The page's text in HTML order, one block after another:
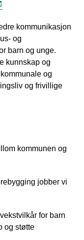
kommunikasjon
og
barn og unge.
kunnskap og
og
og frivillige
kommunen og
jobber vi
for barn
og støtte